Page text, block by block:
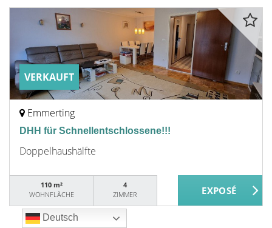
Deutsch
Deutsch
VERKAUFT
Emmerting
DHH für Schnellentschlossene!!!
Doppelhaushälfte
110 m²
WOHNFLÄCHE
4
ZIMMER
Deutsch
Deutsch